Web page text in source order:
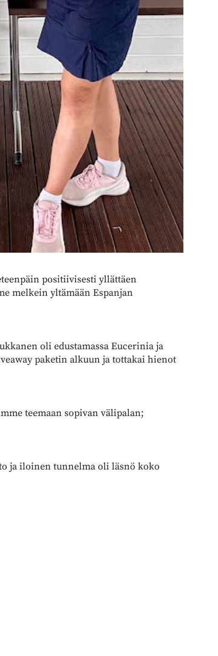
positiivisesti yllättäen
melkein yltämään Espanjan
oli edustamassa Eucerinia ja
paketin alkuun ja tottakai hienot
teemaan sopivan välipalan;
ja iloinen tunnelma oli läsnö koko